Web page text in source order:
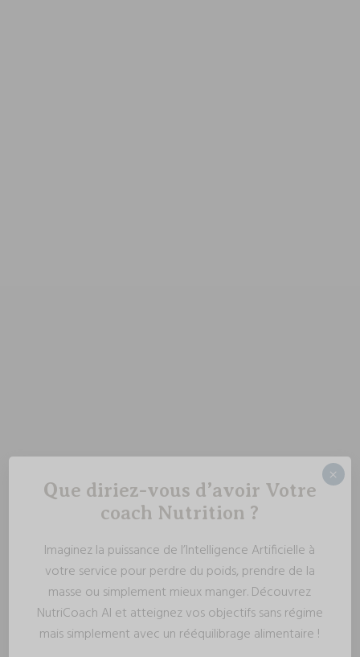
Que diriez-vous d’avoir Votre
coach Nutrition ?
Imaginez la puissance de l’Intelligence Artificielle à
votre service pour perdre du poids, prendre de la
masse ou simplement mieux manger. Découvrez
NutriCoach AI et atteignez vos objectifs sans régime
mais simplement avec un rééquilibrage alimentaire !
×